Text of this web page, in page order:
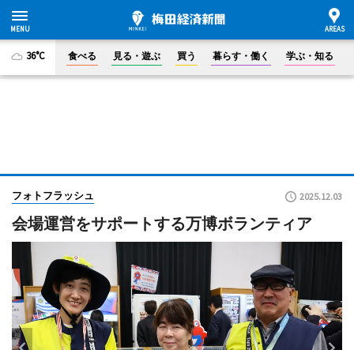
36°C 食べる 見る・遊ぶ 買う 暮らす・働く 学ぶ・知る
フォトフラッシュ 2025.12.03
会場運営をサポートする万博ボランティア